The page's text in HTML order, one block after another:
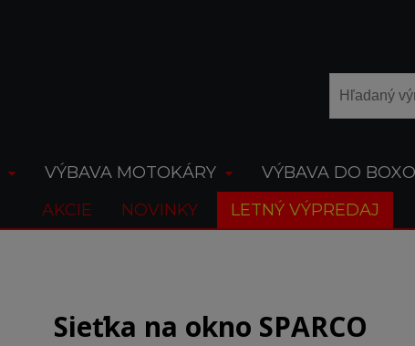
VÝBAVA MOTOKÁRY VÝBAVA DO
AKCIE
NOVINKY LETNÝ VÝPREDAJ
Sieťka na okno SPARCO